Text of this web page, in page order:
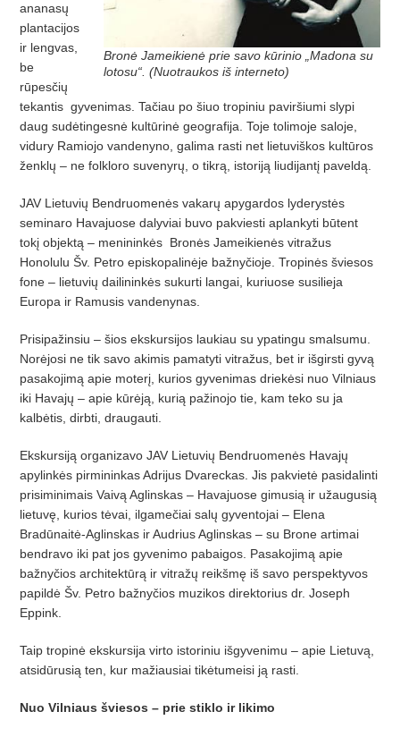
Bronė Jameikienė prie savo kūrinio „Madona su
lotosu“. (Nuotraukos iš interneto)
ananasų
plantacijos
ir lengvas,
be
rūpesčių
tekantis gyvenimas. Tačiau po šiuo tropiniu paviršiumi slypi
daug sudėtingesnė kultūrinė geografija. Toje tolimoje saloje,
vidury Ramiojo vandenyno, galima rasti net lietuviškos kultūros
ženklų – ne folkloro suvenyrų, o tikrą, istoriją liudijantį paveldą.
JAV Lietuvių Bendruomenės vakarų apygardos lyderystės
seminaro Havajuose dalyviai buvo pakviesti aplankyti būtent
tokį objektą – menininkės Bronės Jameikienės vitražus
Honolulu Šv. Petro episkopalinėje bažnyčioje. Tropinės šviesos
fone – lietuvių dailininkės sukurti langai, kuriuose susilieja
Europa ir Ramusis vandenynas.
Prisipažinsiu – šios ekskursijos laukiau su ypatingu smalsumu.
Norėjosi ne tik savo akimis pamatyti vitražus, bet ir išgirsti gyvą
pasakojimą apie moterį, kurios gyvenimas driekėsi nuo Vilniaus
iki Havajų – apie kūrėją, kurią pažinojo tie, kam teko su ja
kalbėtis, dirbti, draugauti.
Ekskursiją organizavo JAV Lietuvių Bendruomenės Havajų
apylinkės pirmininkas Adrijus Dvareckas. Jis pakvietė pasidalinti
prisiminimais Vaivą Aglinskas – Havajuose gimusią ir užaugusią
lietuvę, kurios tėvai, ilgamečiai salų gyventojai – Elena
Bradūnaitė-Aglinskas ir Audrius Aglinskas – su Brone artimai
bendravo iki pat jos gyvenimo pabaigos. Pasakojimą apie
bažnyčios architektūrą ir vitražų reikšmę iš savo perspektyvos
papildė Šv. Petro bažnyčios muzikos direktorius dr. Joseph
Eppink.
Taip tropinė ekskursija virto istoriniu išgyvenimu – apie Lietuvą,
atsidūrusią ten, kur mažiausiai tikėtumeisi ją rasti.
Nuo Vilniaus šviesos – prie stiklo ir likimo